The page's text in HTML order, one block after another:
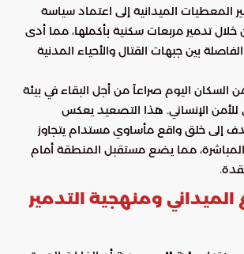
المعطيات الميدانية إلى اعتماد سياسة
تدمير مربعات سكنية بأكملها، مما أدى
بين جبهات القتال والأحياء المدنية
السكان اليوم صراعاً من أجل البقاء في بيئة
للأمن الإنساني. هذا التصعيد يعكس
إلى خلق واقع مأساوي مستدام يتجاوز
مما يضع مستقبل المنطقة أمام
الميداني ومنهجية التدمير